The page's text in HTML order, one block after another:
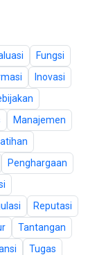
Fungsi
Inovasi
Manajemen
Penghargaan
Reputasi
Tantangan
Tugas